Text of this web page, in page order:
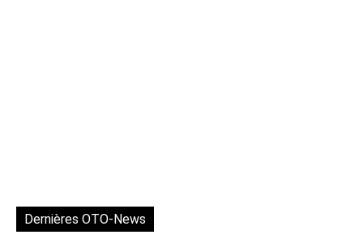
Dernières OTO-News